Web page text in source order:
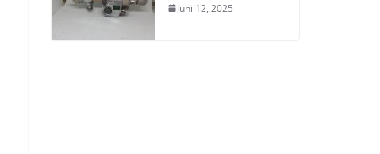
Juni 12, 2025